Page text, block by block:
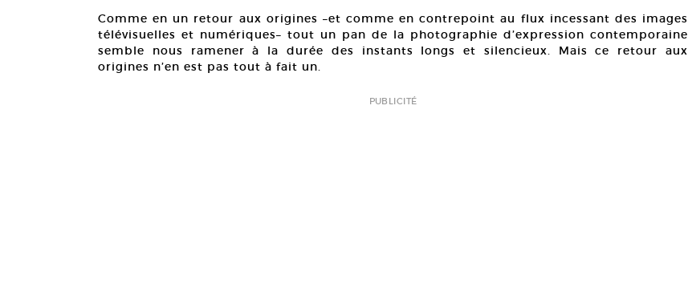
Comme en un retour aux origines –et comme en contrepoint au flux incessant des images
télévisuelles et numériques– tout un pan de la photographie d’expression contemporaine
semble nous ramener à la durée des instants longs et silencieux. Mais ce retour aux
origines n’en est pas tout à fait un.
PUBLICITÉ